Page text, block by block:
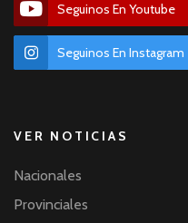
Seguinos En Youtube
Seguinos En Instagram
VER NOTICIAS
Nacionales
Provinciales